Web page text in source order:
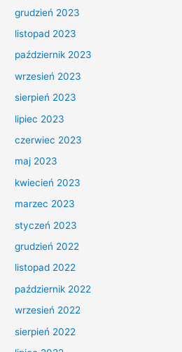
grudzień 2023
listopad 2023
październik 2023
wrzesień 2023
sierpień 2023
lipiec 2023
czerwiec 2023
maj 2023
kwiecień 2023
marzec 2023
styczeń 2023
grudzień 2022
listopad 2022
październik 2022
wrzesień 2022
sierpień 2022